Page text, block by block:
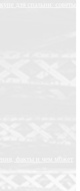
для спальни: советы
факты и чем может